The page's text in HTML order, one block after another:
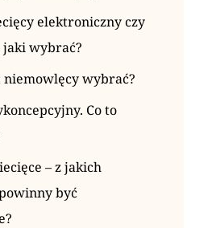
elektroniczny czy
jaki wybrać?
niemowlęcy wybrać?
Co to
– z jakich
być